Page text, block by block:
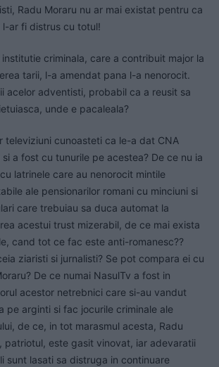
Radu Moraru nu ar mai existat pentru ca
l-ar fi distrus cu totul!
institutie criminala, care a contribuit major la
tarii, l-a amendat pana l-a nenorocit.
acelor adventisti, probabil ca a reusit sa
unde e pacaleala?
televiziuni cunoasteti ca le-a dat CNA
si a fost cu tunurile pe acestea? De ce nu ia
latrinele care au nenorocit mintile
ale pensionarilor romani cu minciuni si
care trebuiau sa duca automat la
acestui trust mizerabil, de ce mai exista
cand tot ce fac este anti-romanesc??
ziaristi si jurnalisti? Se pot compara ei cu
De ce numai NasulTv a fost in
acestor netrebnici care si-au vandut
pe arginti si fac jocurile criminale ale
de ce, in tot marasmul acesta, Radu
patriotul, este gasit vinovat, iar adevaratii
sunt lasati sa distruga in continuare